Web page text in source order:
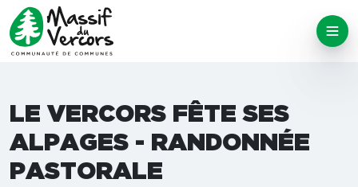
LE VERCORS FÊTE SES
ALPAGES - RANDONNÉE
PASTORALE